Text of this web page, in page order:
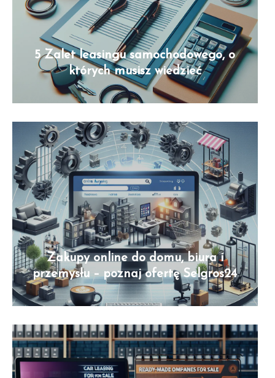
5 Zalet leasingu samochodowego, o
których musisz wiedzieć
Zakupy online do domu, biura i
przemysłu – poznaj ofertę Selgros24